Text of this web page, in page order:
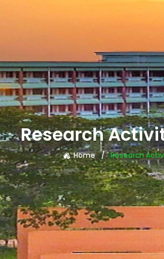
Research
Home Research